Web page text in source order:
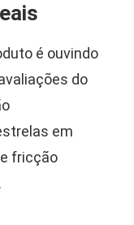
é ouvindo
do
em
fricção